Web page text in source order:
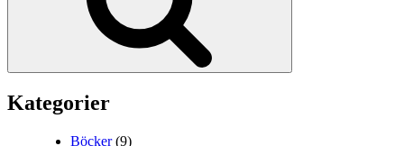
Kategorier
Böcker(9)